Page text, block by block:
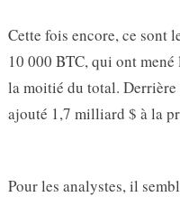
Cette fois encore, ce sont
10 000 BTC, qui ont
la moitié du total. Derrière
ajouté 1,7 milliard $ à la
Pour les analystes, il